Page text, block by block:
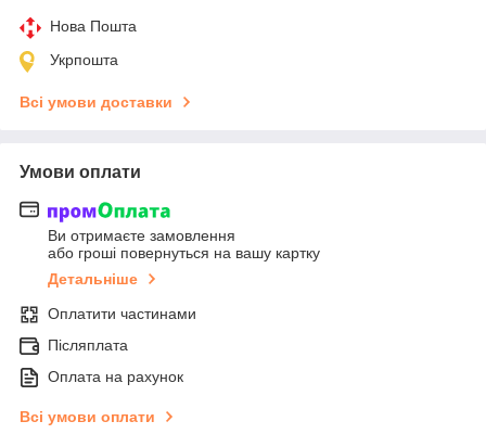
Нова Пошта
Укрпошта
Всі умови доставки
Умови оплати
Ви отримаєте замовлення
або гроші повернуться на вашу картку
Детальніше
Оплатити частинами
Післяплата
Оплата на рахунок
Всі умови оплати